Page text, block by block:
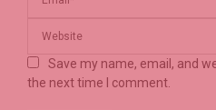
Save my name, email, and
the next time I comment.